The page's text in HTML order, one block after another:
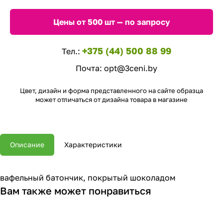
Цены от 500 шт — по запросу
Тел.: +375 (44) 500 88 99
Почта: opt@3ceni.by
Цвет, дизайн и форма представленного на сайте образца
может отличаться от дизайна товара в магазине
Описание Характеристики
вафельный батончик, покрытый шоколадом
Вам также может понравиться